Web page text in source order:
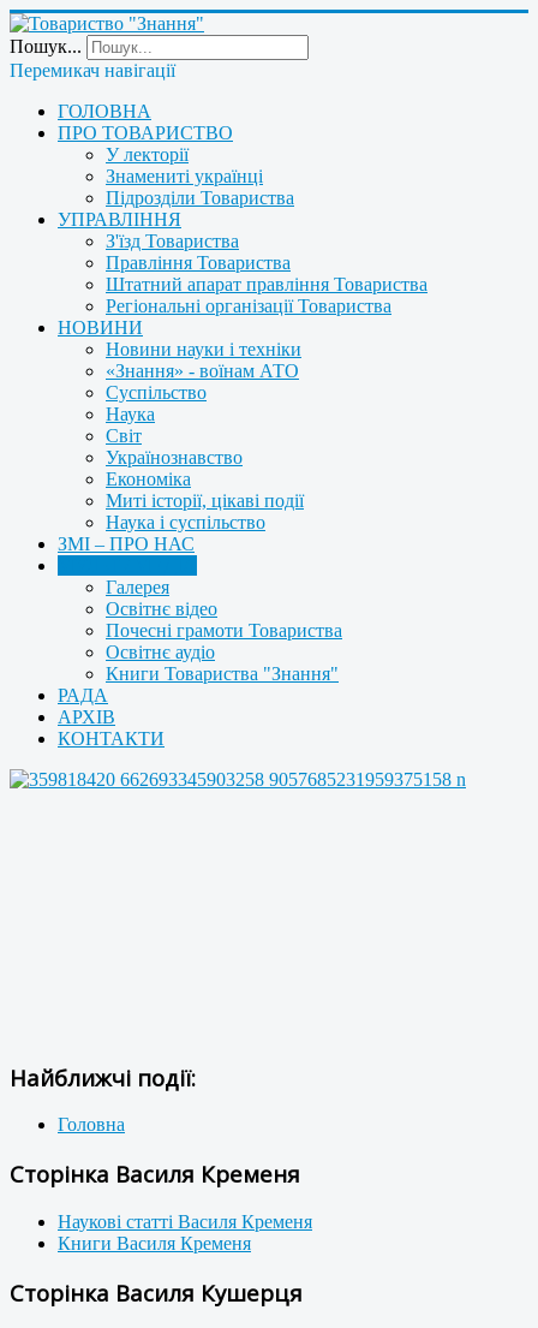
Пошук...
Перемикач навігації
ГОЛОВНА
ПРО ТОВАРИСТВО
У лекторії
Знамениті українці
Підрозділи Товариства
УПРАВЛІННЯ
З'їзд Товариства
Правління Товариства
Штатний апарат правління Товариства
Регіональні організації Товариства
НОВИНИ
Новини науки і техніки
«Знання» - воїнам АТО
Суспільство
Наука
Світ
Українознавство
Економіка
Миті історії, цікаві події
Наука і суспільство
ЗМІ – ПРО НАС
Галерея
Освітнє відео
Почесні грамоти Товариства
Освітнє аудіо
Книги Товариства "Знання"
РАДА
АРХІВ
КОНТАКТИ
Найближчі події:
Головна
Сторінка Василя Кременя
Наукові статті Василя Кременя
Книги Василя Кременя
Сторінка Василя Кушерця